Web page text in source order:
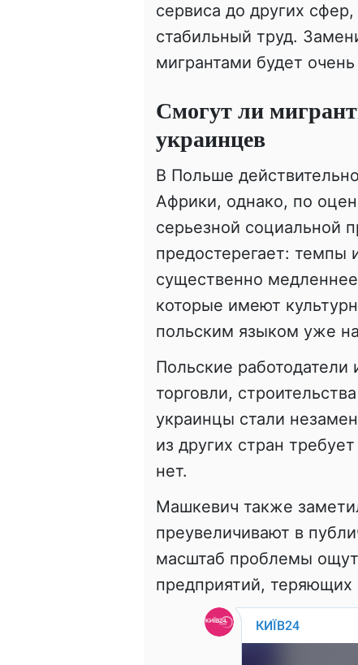
сервиса до других
стабильный труд.
мигрантами будет
Смогут ли
украинцев
В Польше
Африки, однако, по
серьезной социальной
предостерегает: темпы
существенно
которые имеют
польским языком уже
Польские работодатели
торговли,
украинцы стали
из других стран
нет.
Машкевич также
преувеличивают в
масштаб проблемы
предприятий, теряющих